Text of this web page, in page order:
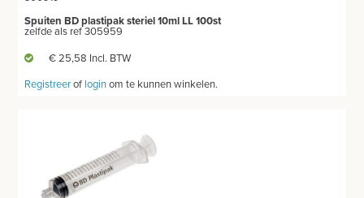
Spuiten BD plastipak steriel 10ml LL 100st
zelfde als ref 305959
€ 25,58 Incl. BTW
Registreerof loginom te kunnen winkelen.